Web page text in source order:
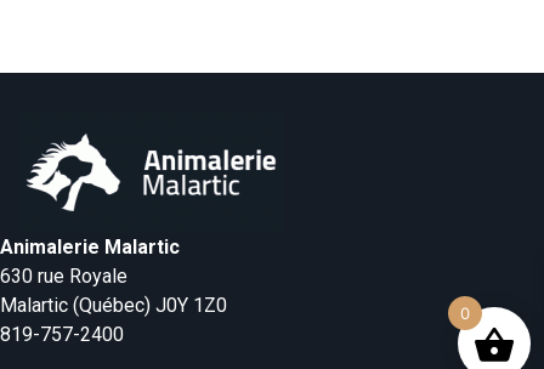
Animalerie Malartic
630 rue Royale
Malartic (Québec) J0Y 1Z0
819-757-2400
0